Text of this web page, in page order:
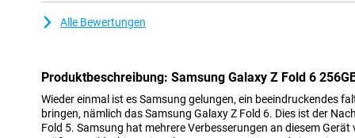
Alle Bewertungen
Produktbeschreibung: Samsung Galaxy Z Fold 6
Wieder einmal ist es Samsung gelungen, ein beeindruckendes
bringen, nämlich das Samsung Galaxy Z Fold 6. Dies ist der
Fold 5. Samsung hat mehrere Verbesserungen an diesem Gerät